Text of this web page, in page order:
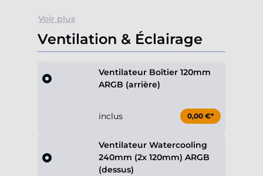
Voir plus
Ventilation & Éclairage
Ventilateur Boîtier 120mm
ARGB (arrière)
inclus 0,00 €*
Ventilateur Watercooling
240mm (2x 120mm) ARGB
(dessus)